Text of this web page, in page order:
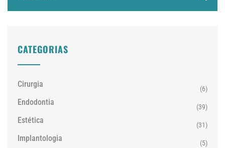
CATEGORIAS
Cirurgia (6)
Endodontia (39)
Estética (31)
Implantologia (5)